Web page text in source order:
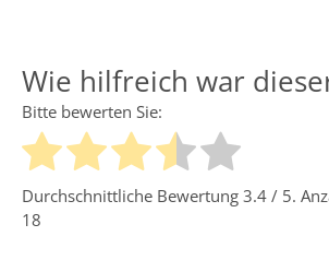
Wie hilfreich war
Bitte bewerten Sie:
Durchschnittliche Bewertung 3.4 / 5.
18